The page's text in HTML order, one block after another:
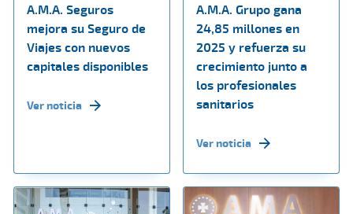
A.M.A. Seguros
mejora su Seguro de
Viajes con nuevos
capitales disponibles
Ver noticia
A.M.A. Grupo gana
24,85 millones en
2025 y refuerza su
crecimiento junto a
los profesionales
sanitarios
Ver noticia